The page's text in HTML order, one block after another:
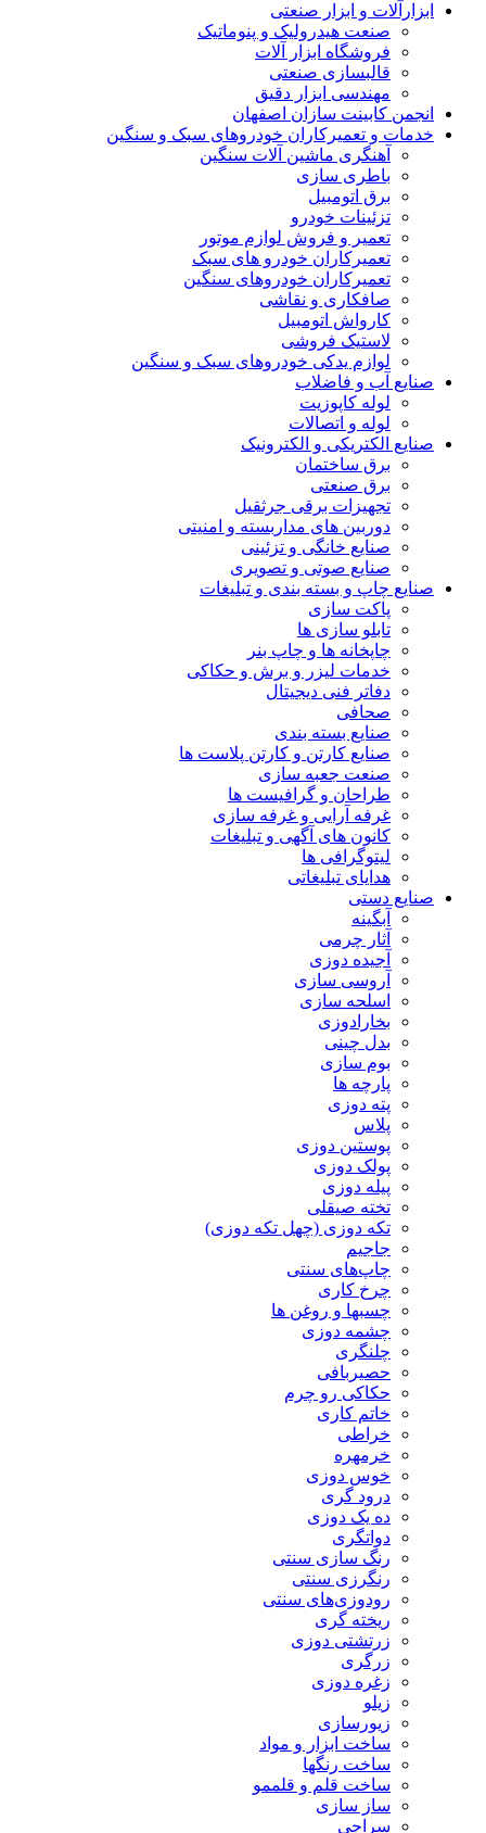
ابزارآلات و ابزار صنعتی
صنعت هیدرولیک و پنوماتیک
فروشگاه ابزار آلات
قالبسازی صنعتی
مهندسی ابزار دقیق
انجمن کابینت سازان اصفهان
خدمات و تعمیرکاران خودروهای سبک و سنگین
آهنگری ماشین آلات سنگین
باطری سازی
برق اتومبیل
تزئینات خودرو
تعمیر و فروش لوازم موتور
تعمیرکاران خودرو های سبک
تعمیرکاران خودروهای سنگین
صافکاری و نقاشی
کارواش اتومبیل
لاستیک فروشی
لوازم یدکی خودروهای سبک و سنگین
صنایع آب و فاضلاب
لوله کاپوزیت
لوله و اتصالات
صنایع الکتریکی و الکترونیک
برق ساختمان
برق صنعتی
تجهیزات برقی جرثقیل
دوربین های مداربسته و امنیتی
صنایع خانگی و تزئینی
صنایع صوتی و تصویری
صنایع چاپ و بسته بندی و تبلیغات
پاکت سازی
تابلو سازی ها
چاپخانه ها و چاپ بنر
خدمات لیزر و برش و حکاکی
دفاتر فنی دیجیتال
صحافی
صنایع بسته بندی
صنایع کارتن و کارتن پلاست ها
صنعت جعبه سازی
طراحان و گرافیست ها
غرفه آرایی و غرفه سازی
کانون های آگهی و تبلیغات
لیتوگرافی ها
هدایای تبلیغاتی
صنایع دستی
آبگینه
آثار چرمی
آجیده دوزی
آروسی سازی
اسلحه سازی
بخارادوزی
بدل چینی
بوم سازی
پارچه ها
پته دوزی
پلاس
پوستین دوزی
پولک دوزی
پیله دوزی
تخته صیقلی
تکه دوزی (چهل تکه دوزی)
جاجیم
چاپ‌های سنتی
چرخ کاری
چسبها و روغن ها
چشمه دوزی
چلنگری
حصیربافی
حکاکی رو چرم
خاتم کاری
خراطی
خرمهره
خوس دوزی
درود گری
ده یک دوزی
دواتگری
رنگ سازی سنتی
رنگرزی سنتی
رودوزی‌های سنتی
ریخته گری
زرتشتی دوزی
زرگری
زغره دوزی
زیلو
زیورسازی
ساخت ابزار و مواد
ساخت رنگها
ساخت قلم و قلممو
ساز سازی
سراجی